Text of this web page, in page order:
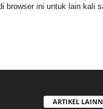
browser ini untuk lain kali
ARTIKEL